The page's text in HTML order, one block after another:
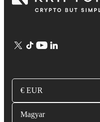
€ EUR
Magyar